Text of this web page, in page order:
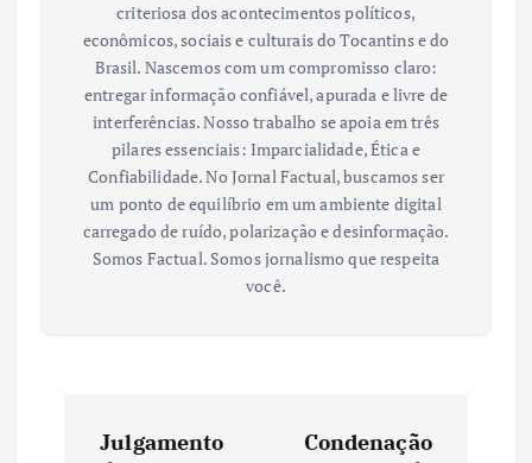
criteriosa dos acontecimentos políticos,
econômicos, sociais e culturais do Tocantins e do
Brasil. Nascemos com um compromisso claro:
entregar informação confiável, apurada e livre de
interferências. Nosso trabalho se apoia em três
pilares essenciais: Imparcialidade, Ética e
Confiabilidade. No Jornal Factual, buscamos ser
um ponto de equilíbrio em um ambiente digital
carregado de ruído, polarização e desinformação.
Somos Factual. Somos jornalismo que respeita
você.
Julgamento
Condenação